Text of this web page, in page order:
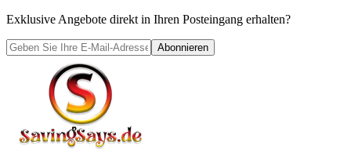
Exklusive Angebote direkt in Ihren Posteingang erhalten?
Abonnieren